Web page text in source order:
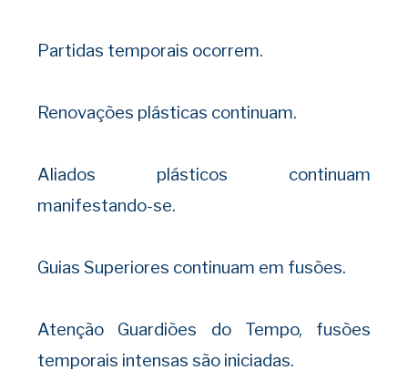
Partidas temporais ocorrem.
Renovações plásticas continuam.
Aliados plásticos continuam
manifestando-se.
Guias Superiores continuam em fusões.
Atenção Guardiões do Tempo, fusões
temporais intensas são iniciadas.